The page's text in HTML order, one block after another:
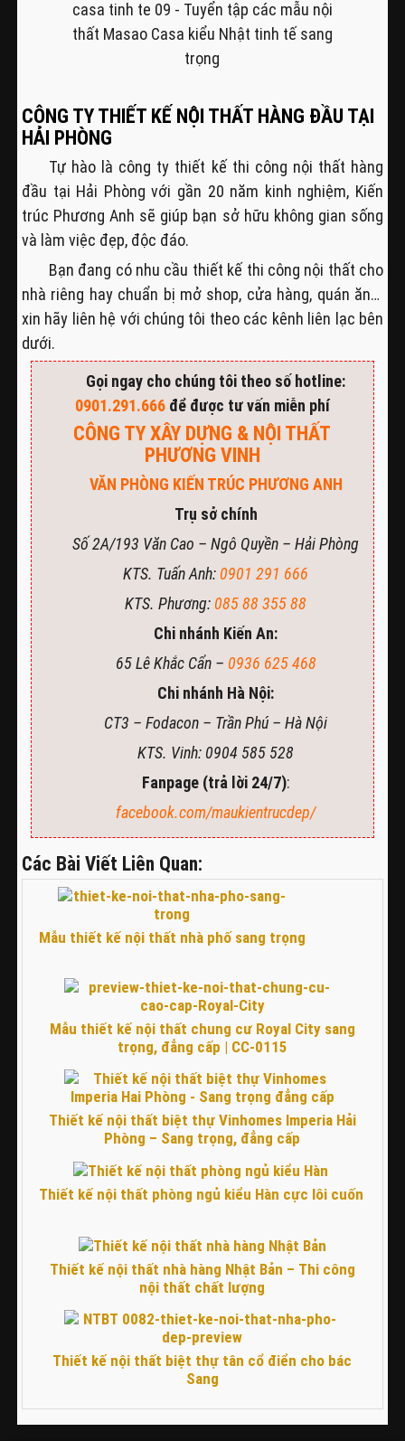
CÔNG TY THIẾT KẾ NỘI THẤT HÀNG ĐẦU TẠI
HẢI PHÒNG
Tự hào là công ty thiết kế thi công nội thất hàng
đầu tại Hải Phòng với gần 20 năm kinh nghiệm, Kiến
trúc Phương Anh sẽ giúp bạn sở hữu không gian sống
và làm việc đẹp, độc đáo.
Bạn đang có nhu cầu thiết kế thi công nội thất cho
nhà riêng hay chuẩn bị mở shop, cửa hàng, quán ăn…
xin hãy liên hệ với chúng tôi theo các kênh liên lạc bên
dưới.
Gọi ngay cho chúng tôi theo số hotline:
0901.291.666để được tư vấn miễn phí
CÔNG TY XÂY DỰNG & NỘI THẤT
PHƯƠNG VINH
VĂN PHÒNG KIẾN TRÚC PHƯƠNG ANH
Trụ sở chính
Số 2A/193 Văn Cao – Ngô Quyền – Hải Phòng
KTS. Tuấn Anh: 0901 291 666
KTS. Phương: 085 88 355 88
Chi nhánh Kiến An:
65 Lê Khắc Cẩn – 0936 625 468
Chi nhánh Hà Nội:
CT3 – Fodacon – Trần Phú – Hà Nội
KTS. Vinh: 0904 585 528
Fanpage (trả lời 24/7):
facebook.com/maukientrucdep/
Các Bài Viết Liên Quan:
Mẫu thiết kế nội thất nhà phố sang trọng
Mẫu thiết kế nội thất chung cư Royal City sang
trọng, đẳng cấp | CC-0115
Thiết kế nội thất biệt thự Vinhomes Imperia Hải
Phòng – Sang trọng, đẳng cấp
Thiết kế nội thất phòng ngủ kiểu Hàn cực lôi cuốn
Thiết kế nội thất nhà hàng Nhật Bản – Thi công
nội thất chất lượng
Thiết kế nội thất biệt thự tân cổ điển cho bác
Sang